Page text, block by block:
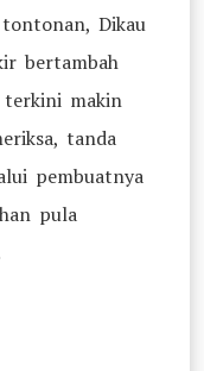
Dikau
bertambah
terkini makin
tanda
pembuatnya
pula